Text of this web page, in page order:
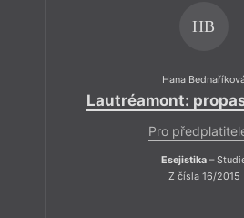
HB
Hana
Lautréamont:
Pro
Esejistika –
Z čísla 16/2015